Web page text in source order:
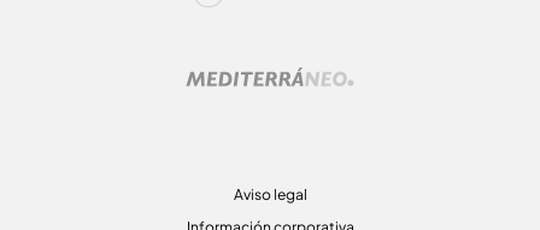
Aviso legal